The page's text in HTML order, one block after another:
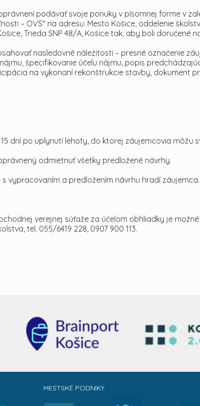
podávať svoje ponuky v písomnej forme v
– OVS" na adresu: Mesto Košice, oddelenie
Trieda SNP 48/A, Košice tak, aby boli doručené
nasledovné náležitosti – presné označenie
špecifikovanie účelu nájmu, popis
na vykonaní rekonštrukcie stavby, dokument
dní po uplynutí lehoty, do ktorej záujemcovia môžu
odmietnuť všetky predložené návrhy.
vypracovaním a predložením návrhu hradí záujemca.
verejnej súťaže za účelom obhliadky je
tel. 055/6419 228, 0907 900 113.
MESTSKÉ PODNIKY